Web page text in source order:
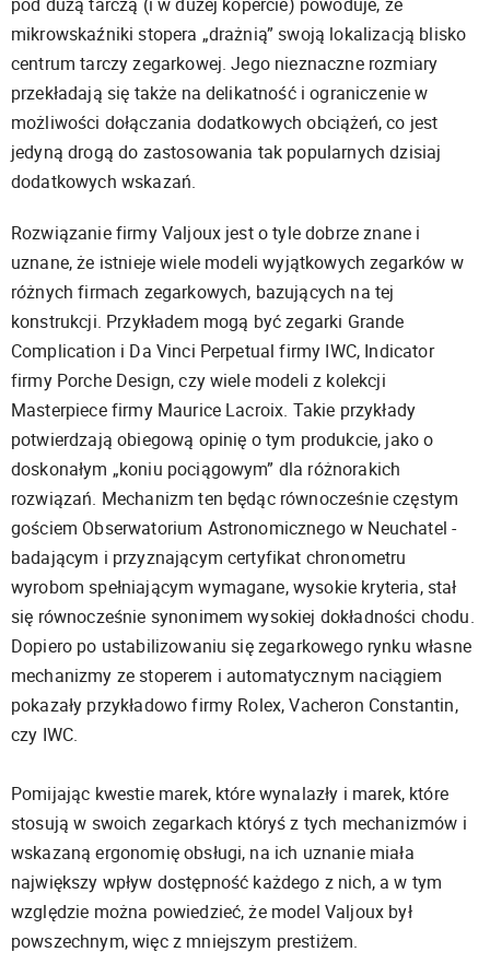
mikrowskaźniki stopera „drażnią” swoją lokalizacją blisko
centrum tarczy zegarkowej. Jego nieznaczne rozmiary
przekładają się także na delikatność i ograniczenie w
możliwości dołączania dodatkowych obciążeń, co jest
jedyną drogą do zastosowania tak popularnych dzisiaj
dodatkowych wskazań.
Rozwiązanie firmy Valjoux jest o tyle dobrze znane i
uznane, że istnieje wiele modeli wyjątkowych zegarków w
różnych firmach zegarkowych, bazujących na tej
konstrukcji. Przykładem mogą być zegarki Grande
Complication i Da Vinci Perpetual firmy IWC, Indicator
firmy Porche Design, czy wiele modeli z kolekcji
Masterpiece firmy Maurice Lacroix. Takie przykłady
potwierdzają obiegową opinię o tym produkcie, jako o
doskonałym „koniu pociągowym” dla różnorakich
rozwiązań. Mechanizm ten będąc równocześnie częstym
gościem Obserwatorium Astronomicznego w Neuchatel -
badającym i przyznającym certyfikat chronometru
wyrobom spełniającym wymagane, wysokie kryteria, stał
się równocześnie synonimem wysokiej dokładności chodu.
Dopiero po ustabilizowaniu się zegarkowego rynku własne
mechanizmy ze stoperem i automatycznym naciągiem
pokazały przykładowo firmy Rolex, Vacheron Constantin,
czy IWC.
Pomijając kwestie marek, które wynalazły i marek, które
stosują w swoich zegarkach któryś z tych mechanizmów i
wskazaną ergonomię obsługi, na ich uznanie miała
największy wpływ dostępność każdego z nich, a w tym
względzie można powiedzieć, że model Valjoux był
powszechnym, więc z mniejszym prestiżem.